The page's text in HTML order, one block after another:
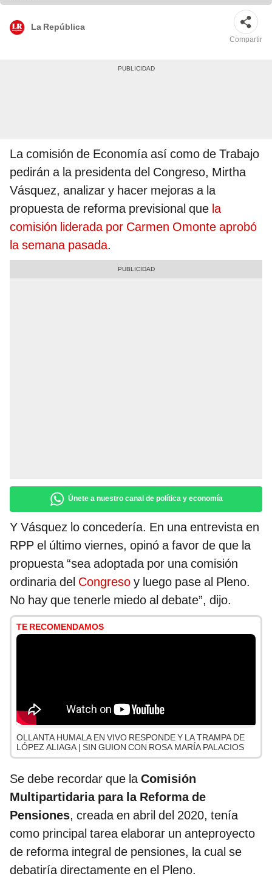
La República
Compartir
La comisión de Economía así como de Trabajo
pedirán a la presidenta del Congreso, Mirtha
Vásquez, analizar y hacer mejoras a la
propuesta de reforma previsional que la
comisión liderada por Carmen Omonte aprobó
la semana pasada.
Únete a nuestro canal de política y economía
Y Vásquez lo concedería. En una entrevista en
RPP el último viernes, opinó a favor de que la
propuesta “sea adoptada por una comisión
ordinaria del Congreso y luego pase al Pleno.
No hay que tenerle miedo al debate”, dijo.
TE RECOMENDAMOS
OLLANTA HUMALA EN VIVO RESPONDE Y LA TRAMPA DE
LÓPEZ ALIAGA | SIN GUION CON ROSA MARÍA PALACIOS
Se debe recordar que laComisión
Multipartidaria para la Reforma de
Pensiones, creada en abril del 2020, tenía
como principal tarea elaborar un anteproyecto
de reforma integral de pensiones, la cual se
debatiría directamente en el Pleno.